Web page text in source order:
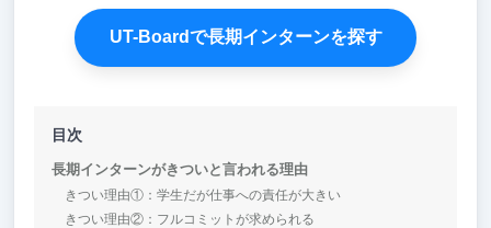
UT-Boardで長期インターンを探す
目次
長期インターンがきついと言われる理由
きつい理由①：学生だが仕事への責任が大きい
きつい理由②：フルコミットが求められる